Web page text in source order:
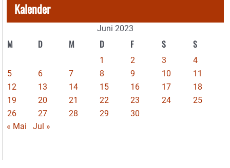
Kalender
Juni 2023
M D M D F S S
1 2 3
4
5
6 7 8 9 10
11
12
13 14 15 16 17
18
19
20 21 22 23 24
25
26
27 28 29
30
« Mai
Jul »